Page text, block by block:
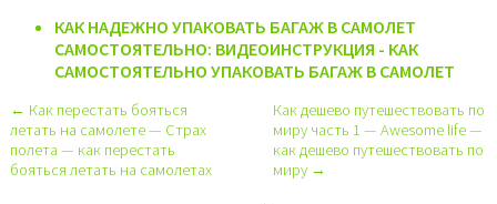
КАК НАДЕЖНО УПАКОВАТЬ БАГАЖ В САМОЛЕТ
САМОСТОЯТЕЛЬНО: ВИДЕОИНСТРУКЦИЯ - КАК
САМОСТОЯТЕЛЬНО УПАКОВАТЬ БАГАЖ В САМОЛЕТ
← Как перестать бояться
летать на самолете — Страх
полета — как перестать
бояться летать на самолетах
Как дешево путешествовать по
миру часть 1 — Awesome life —
как дешево путешествовать по
миру →